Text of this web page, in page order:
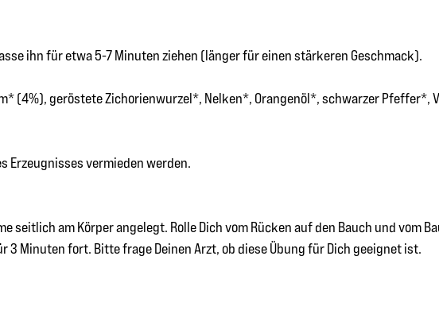
ihn für etwa 5-7 Minuten ziehen (länger für einen stärkeren Geschmack).
(4%), geröstete Zichorienwurzel*, Nelken*, Orangenöl*, schwarzer Pfeffer*,
Erzeugnisses vermieden werden.
seitlich am Körper angelegt. Rolle Dich vom Rücken auf den Bauch und vom
3 Minuten fort. Bitte frage Deinen Arzt, ob diese Übung für Dich geeignet ist.